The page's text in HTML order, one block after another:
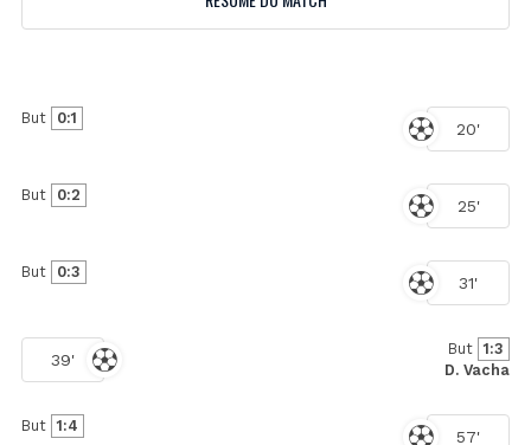
20'
But 0:1
25'
But 0:2
31'
But 0:3
39'
But 1:3
D. Vacha
57'
But 1:4